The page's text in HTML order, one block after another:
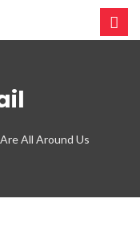
All Around Us